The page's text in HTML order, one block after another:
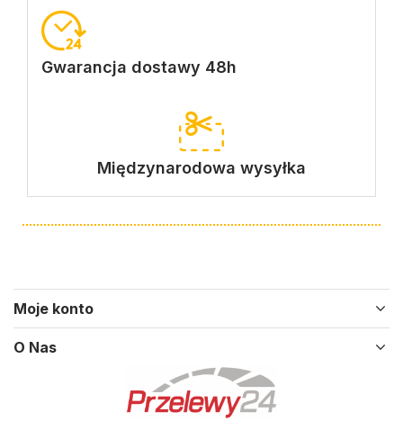
Gwarancja dostawy 48h
Międzynarodowa wysyłka
Moje konto
O Nas